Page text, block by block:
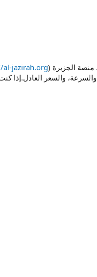
jazirah.org/
والسعر العادل.إذا